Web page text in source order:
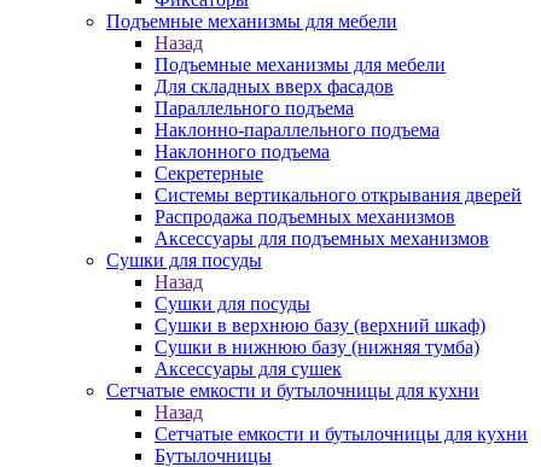
Подъемные механизмы для мебели
Назад
Подъемные механизмы для мебели
Для складных вверх фасадов
Параллельного подъема
Наклонно-параллельного подъема
Наклонного подъема
Секретерные
Системы вертикального открывания дверей
Распродажа подъемных механизмов
Аксессуары для подъемных механизмов
Сушки для посуды
Назад
Сушки для посуды
Сушки в верхнюю базу (верхний шкаф)
Сушки в нижнюю базу (нижняя тумба)
Аксессуары для сушек
Сетчатые емкости и бутылочницы для кухни
Назад
Сетчатые емкости и бутылочницы для кухни
Бутылочницы